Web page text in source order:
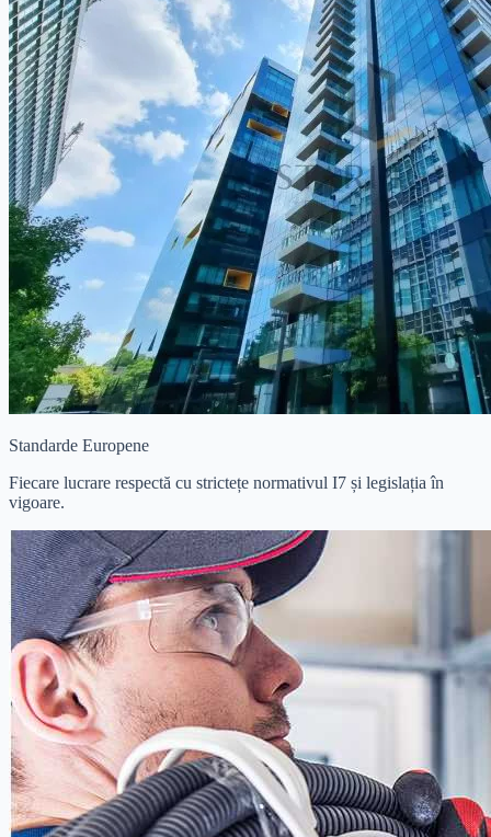
Standarde Europene
Fiecare lucrare respectă cu strictețe normativul I7 și legislația în
vigoare.